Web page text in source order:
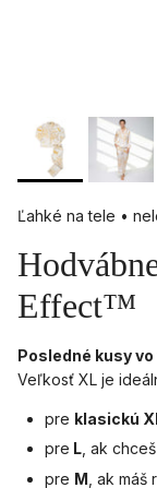
Ľahké na tele •
Effect™
Posledné kusy
Veľkosť XL je
pre klasickú
pre L, ak
pre M , ak máš